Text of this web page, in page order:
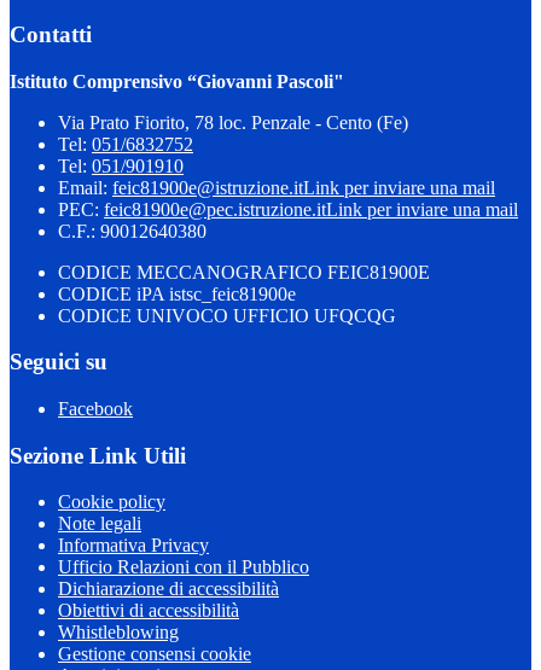
Contatti
Istituto Comprensivo “Giovanni Pascoli"
Via Prato Fiorito, 78 loc. Penzale - Cento (Fe)
Tel: 051/6832752
Tel: 051/901910
Email: feic81900e@istruzione.itLink per inviare una mail
PEC: feic81900e@pec.istruzione.itLink per inviare una mail
C.F.: 90012640380
CODICE MECCANOGRAFICO FEIC81900E
CODICE iPA istsc_feic81900e
CODICE UNIVOCO UFFICIO UFQCQG
Seguici su
Facebook
Sezione Link Utili
Cookie policy
Note legali
Informativa Privacy
Ufficio Relazioni con il Pubblico
Dichiarazione di accessibilità
Obiettivi di accessibilità
Whistleblowing
Gestione consensi cookie